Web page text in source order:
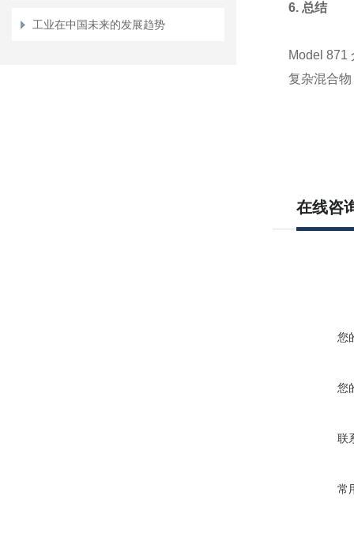
工业在中国未来的发展趋势
6. 总结
Model 871
复杂混合
在线咨
您
您
联
常